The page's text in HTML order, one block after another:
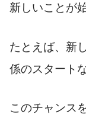
新しいことが
たとえば、新
係のスタート
このチャンス